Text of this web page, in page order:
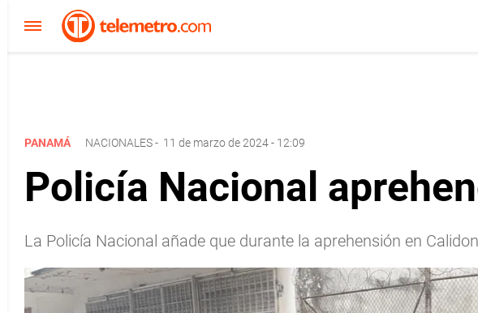
PANAMÁ NACIONALES- 11 de marzo de 2024 - 12:09
Policía Nacional
La Policía Nacional añade que durante la aprehensión en